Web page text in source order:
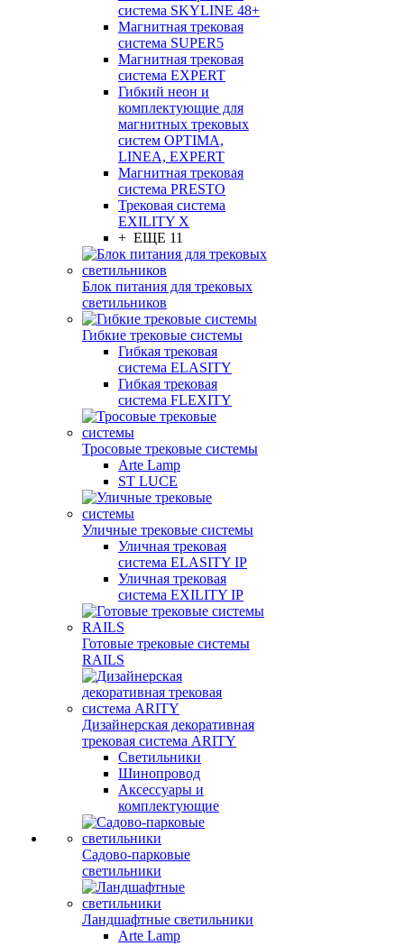
система SKYLINE 48+
Магнитная трековая
система SUPER5
Магнитная трековая
система EXPERT
Гибкий неон и
комплектующие для
магнитных трековых
систем OPTIMA,
LINEA, EXPERT
Магнитная трековая
система PRESTO
Трековая система
EXILITY X
+ ЕЩЕ 11
Блок питания для трековых
светильников
Гибкие трековые системы
Гибкая трековая
система ELASITY
Гибкая трековая
система FLEXITY
Тросовые трековые системы
Arte Lamp
ST LUCE
Уличные трековые системы
Уличная трековая
система ELASITY IP
Уличная трековая
система EXILITY IP
Готовые трековые системы
RAILS
Дизайнерская декоративная
трековая система ARITY
Светильники
Шинопровод
Аксессуары и
комплектующие
Садово-парковые
светильники
Ландшафтные светильники
Arte Lamp